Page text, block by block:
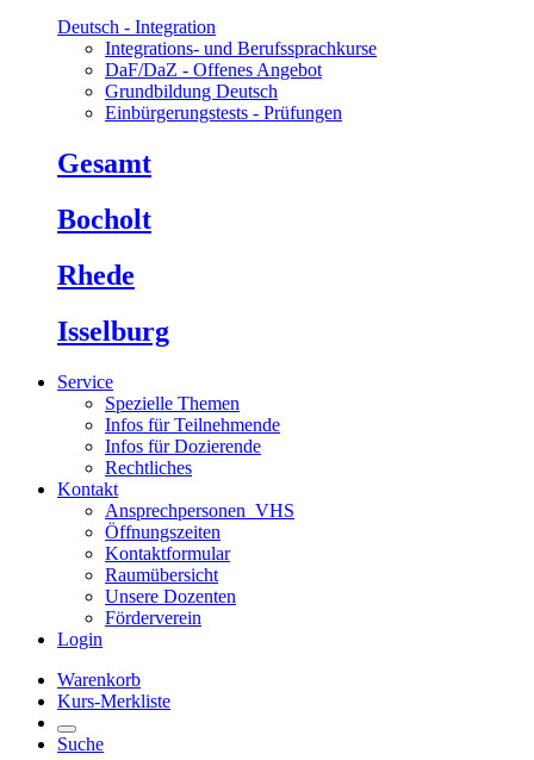
Deutsch - Integration
Integrations- und Berufssprachkurse
DaF/DaZ - Offenes Angebot
Grundbildung Deutsch
Einbürgerungstests - Prüfungen
Gesamt
Bocholt
Rhede
Isselburg
Service
Spezielle Themen
Infos für Teilnehmende
Infos für Dozierende
Rechtliches
Kontakt
Ansprechpersonen_VHS
Öffnungszeiten
Kontaktformular
Raumübersicht
Unsere Dozenten
Förderverein
Login
Warenkorb
Kurs-Merkliste
Suche